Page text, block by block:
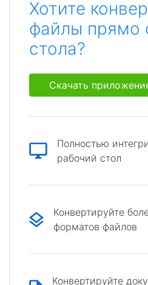
Хотите
файлы прямо
стола?
Скачать
Полностью
рабочий стол
Конвертируйте
форматов файлов
Конвертируйте